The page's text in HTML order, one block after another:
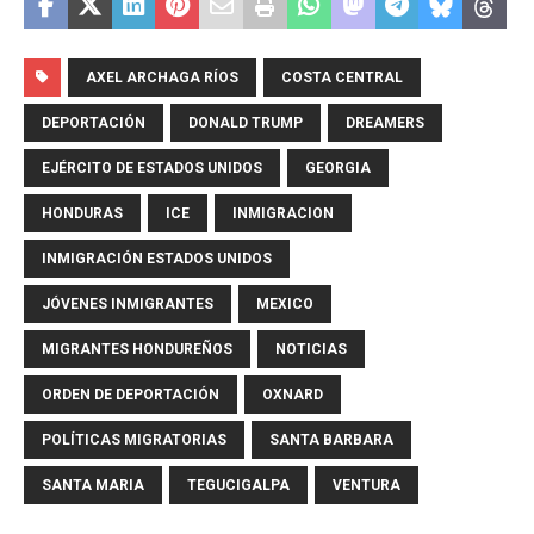
AXEL ARCHAGA RÍOS COSTA CENTRAL
DEPORTACIÓN DONALD TRUMP DREAMERS
EJÉRCITO DE ESTADOS UNIDOS GEORGIA
HONDURAS ICE INMIGRACION
INMIGRACIÓN ESTADOS UNIDOS
JÓVENES INMIGRANTES MEXICO
MIGRANTES HONDUREÑOS NOTICIAS
ORDEN DE DEPORTACIÓN OXNARD
POLÍTICAS MIGRATORIAS SANTA BARBARA
SANTA MARIA TEGUCIGALPA VENTURA